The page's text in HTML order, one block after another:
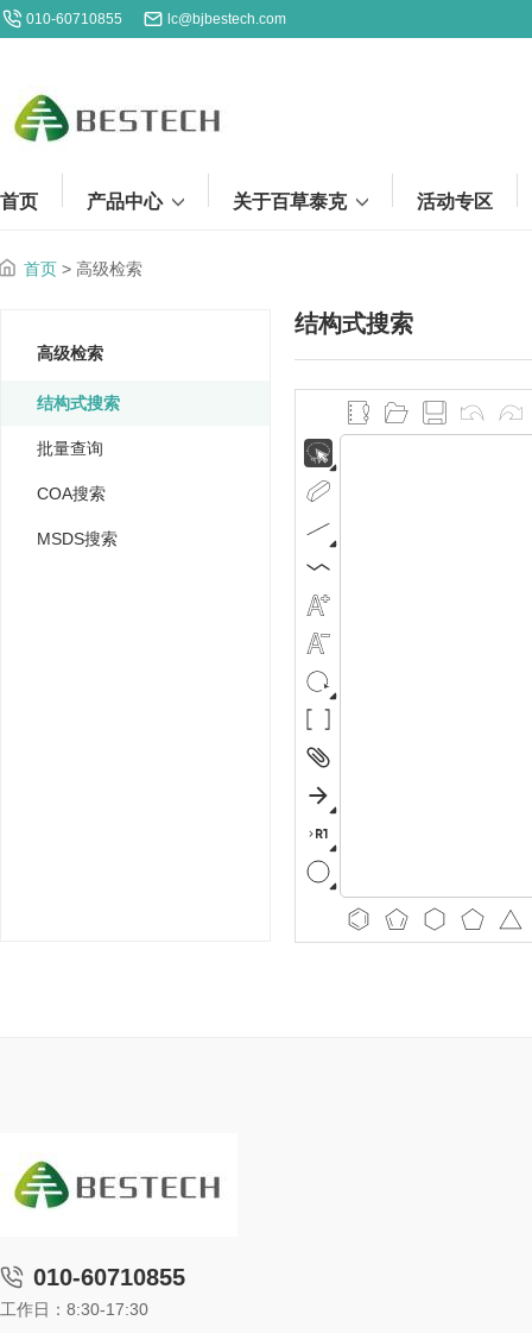
010-60710855 lc@bjbestech.com
首页 产品中心 关于百草泰克 活动专区
首页 > 高级检索
高级检索
结构式搜索
批量查询
COA搜索
MSDS搜索
结构式搜索
010-60710855
工作日：8:30-17:30